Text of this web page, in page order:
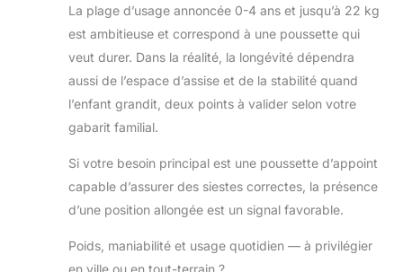
gants de poussette
Maxi-Cosi (non
La plage d’usage annoncée 0-4 ans et jusqu’à 22 kg
est ambitieuse et correspond à une poussette qui
veut durer. Dans la réalité, la longévité dépendra
aussi de l’espace d’assise et de la stabilité quand
l’enfant grandit, deux points à valider selon votre
gabarit familial.
Si votre besoin principal est une poussette d’appoint
capable d’assurer des siestes correctes, la présence
d’une position allongée est un signal favorable.
Poids, maniabilité et usage quotidien — à privilégier